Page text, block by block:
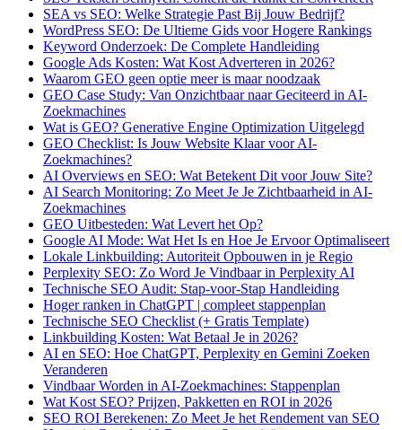
SEA vs SEO: Welke Strategie Past Bij Jouw Bedrijf?
WordPress SEO: De Ultieme Gids voor Hogere Rankings
Keyword Onderzoek: De Complete Handleiding
Google Ads Kosten: Wat Kost Adverteren in 2026?
Waarom GEO geen optie meer is maar noodzaak
GEO Case Study: Van Onzichtbaar naar Geciteerd in AI-
Zoekmachines
Wat is GEO? Generative Engine Optimization Uitgelegd
GEO Checklist: Is Jouw Website Klaar voor AI-
Zoekmachines?
AI Overviews en SEO: Wat Betekent Dit voor Jouw Site?
AI Search Monitoring: Zo Meet Je Je Zichtbaarheid in AI-
Zoekmachines
GEO Uitbesteden: Wat Levert het Op?
Google AI Mode: Wat Het Is en Hoe Je Ervoor Optimaliseert
Lokale Linkbuilding: Autoriteit Opbouwen in je Regio
Perplexity SEO: Zo Word Je Vindbaar in Perplexity AI
Technische SEO Audit: Stap-voor-Stap Handleiding
Hoger ranken in ChatGPT | compleet stappenplan
Technische SEO Checklist (+ Gratis Template)
Linkbuilding Kosten: Wat Betaal Je in 2026?
AI en SEO: Hoe ChatGPT, Perplexity en Gemini Zoeken
Veranderen
Vindbaar Worden in AI-Zoekmachines: Stappenplan
Wat Kost SEO? Prijzen, Pakketten en ROI in 2026
SEO ROI Berekenen: Zo Meet Je het Rendement van SEO